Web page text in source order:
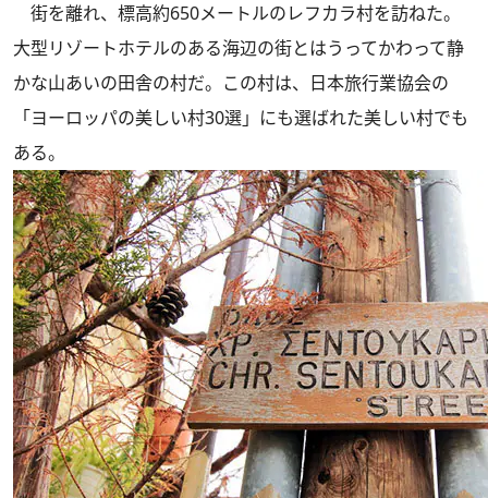
街を離れ、標高約650メートルのレフカラ村を訪ねた。
大型リゾートホテルのある海辺の街とはうってかわって静
かな山あいの田舎の村だ。この村は、日本旅行業協会の
「ヨーロッパの美しい村30選」にも選ばれた美しい村でも
ある。